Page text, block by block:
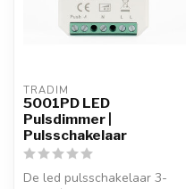
TRADIM
5001PD LED
Pulsdimmer |
Pulsschakelaar
De led pulsschakelaar 3-